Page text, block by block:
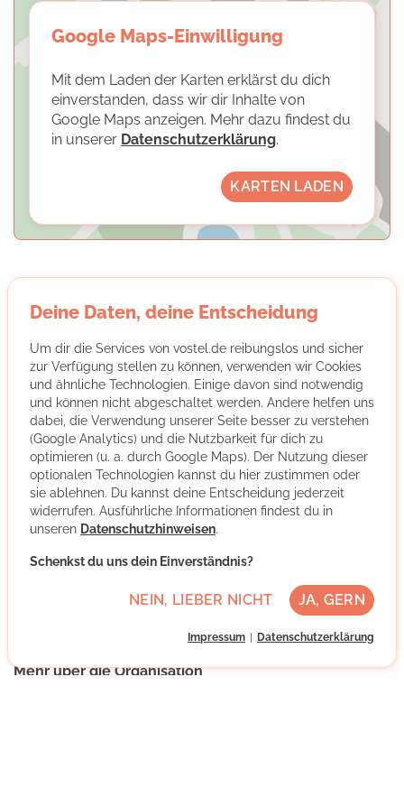
Google Maps-Einwilligung
Mit dem Laden der Karten erklärst du dich
einverstanden, dass wir dir Inhalte von
Google Maps anzeigen. Mehr dazu findest du
in unserer Datenschutzerklärung.
KARTEN LADEN
Büro für Bürgerengagement der AWO
Kreisverband Köln
Das Büro für Bürgerengagement der AWO Köln ist eine
Vermittlungsagentur. Männer und Frauen, die sich
Organisationen, die mit Ehrenamtlichen
zusammenarbeiten, vermittelt. Weitere Schwerpunkte
sind: LESEMENTOR Köln, Junges Ehrenamt,
Mehr über die Organisation
Deine Daten, deine Entscheidung
Um dir die Services von vostel.de reibungslos und sicher
zur Verfügung stellen zu können, verwenden wir Cookies
und ähnliche Technologien. Einige davon sind notwendig
und können nicht abgeschaltet werden. Andere helfen uns
dabei, die Verwendung unserer Seite besser zu verstehen
(Google Analytics) und die Nutzbarkeit für dich zu
optimieren (u. a. durch Google Maps). Der Nutzung dieser
optionalen Technologien kannst du hier zustimmen oder
sie ablehnen. Du kannst deine Entscheidung jederzeit
widerrufen. Ausführliche Informationen findest du in
unseren Datenschutzhinweisen.
Schenkst du uns dein Einverständnis?
NEIN, LIEBER NICHT JA, GERN
Impressum Datenschutzerklärung